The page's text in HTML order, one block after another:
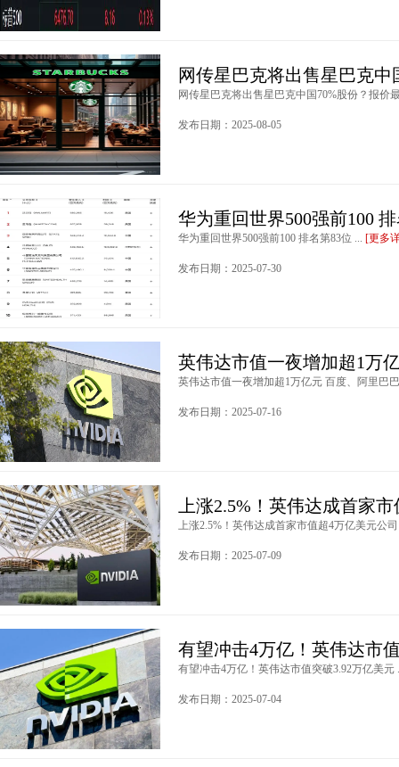
网传星巴克将出售星巴克
网传星巴克将出售星巴克中国70%股份？报价
发布日期：2025-08-05
华为重回世界500强前100
华为重回世界500强前100 排名第83位 ... [更多
发布日期：2025-07-30
英伟达市值一夜增加超1万
英伟达市值一夜增加超1万亿元 百度、阿里巴
发布日期：2025-07-16
上涨2.5%！英伟达成首家
上涨2.5%！英伟达成首家市值超4万亿美元公
发布日期：2025-07-09
有望冲击4万亿！英伟达市
有望冲击4万亿！英伟达市值突破3.92万亿美元
发布日期：2025-07-04